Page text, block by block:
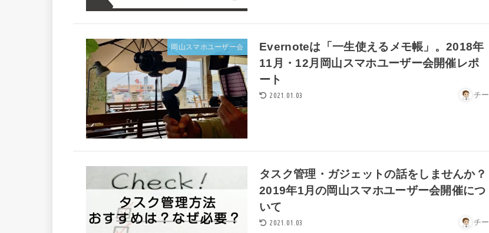
岡山スマホユーザー会
Evernoteは「一生使えるメモ帳」。2018年
11月・12月岡山スマホユーザー会開催レポ
ート
2021.01.03 チー
タスク管理・ガジェットの話をしませんか？
2019年1月の岡山スマホユーザー会開催につ
いて
2021.01.03 チー